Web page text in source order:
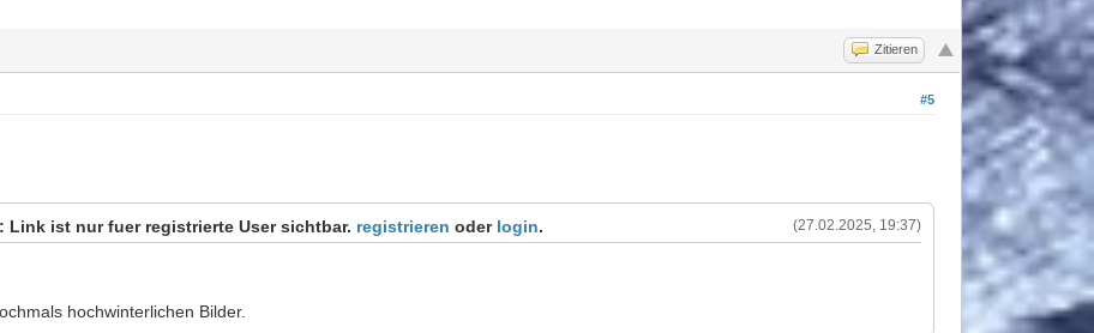
Zitieren
#5
(27.02.2025, 19:37)
Link ist nur fuer registrierte User sichtbar. registrieren oder login.
hochwinterlichen Bilder.